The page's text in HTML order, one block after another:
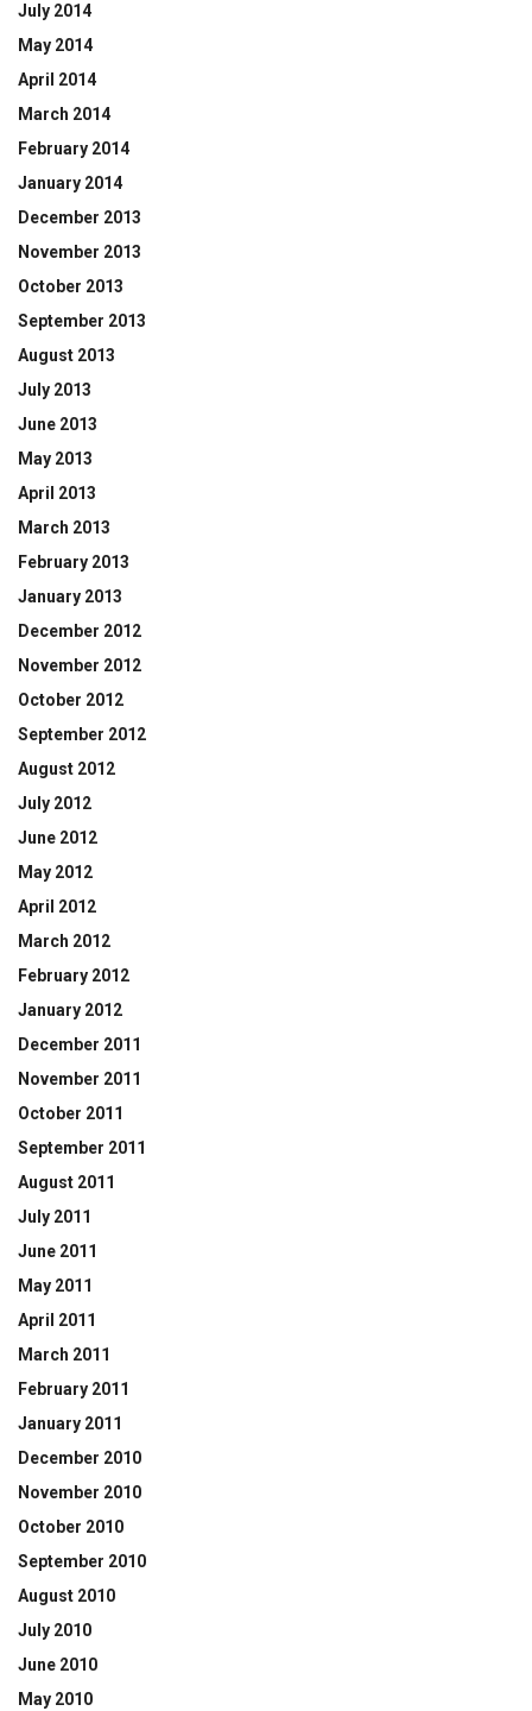
July 2014
May 2014
April 2014
March 2014
February 2014
January 2014
December 2013
November 2013
October 2013
September 2013
August 2013
July 2013
June 2013
May 2013
April 2013
March 2013
February 2013
January 2013
December 2012
November 2012
October 2012
September 2012
August 2012
July 2012
June 2012
May 2012
April 2012
March 2012
February 2012
January 2012
December 2011
November 2011
October 2011
September 2011
August 2011
July 2011
June 2011
May 2011
April 2011
March 2011
February 2011
January 2011
December 2010
November 2010
October 2010
September 2010
August 2010
July 2010
June 2010
May 2010